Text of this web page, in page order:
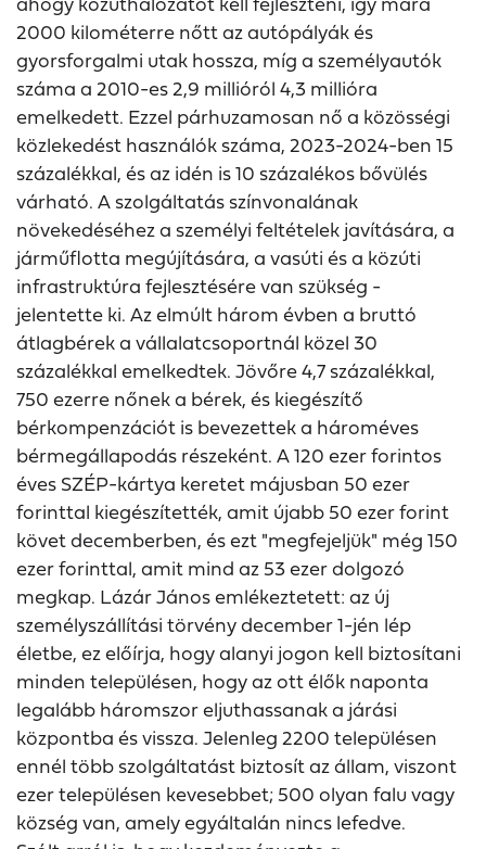
2000 kilométerre nőtt az autópályák és
gyorsforgalmi utak hossza, míg a személyautók
száma a 2010-es 2,9 millióról 4,3 millióra
emelkedett. Ezzel párhuzamosan nő a közösségi
közlekedést használók száma, 2023-2024-ben 15
százalékkal, és az idén is 10 százalékos bővülés
várható. A szolgáltatás színvonalának
növekedéséhez a személyi feltételek javítására, a
járműflotta megújítására, a vasúti és a közúti
infrastruktúra fejlesztésére van szükség -
jelentette ki. Az elmúlt három évben a bruttó
átlagbérek a vállalatcsoportnál közel 30
százalékkal emelkedtek. Jövőre 4,7 százalékkal,
750 ezerre nőnek a bérek, és kiegészítő
bérkompenzációt is bevezettek a hároméves
bérmegállapodás részeként. A 120 ezer forintos
éves SZÉP-kártya keretet májusban 50 ezer
forinttal kiegészítették, amit újabb 50 ezer forint
követ decemberben, és ezt "megfejeljük" még 150
ezer forinttal, amit mind az 53 ezer dolgozó
megkap. Lázár János emlékeztetett: az új
személyszállítási törvény december 1-jén lép
életbe, ez előírja, hogy alanyi jogon kell biztosítani
minden településen, hogy az ott élők naponta
legalább háromszor eljuthassanak a járási
központba és vissza. Jelenleg 2200 településen
ennél több szolgáltatást biztosít az állam, viszont
ezer településen kevesebbet; 500 olyan falu vagy
község van, amely egyáltalán nincs lefedve.